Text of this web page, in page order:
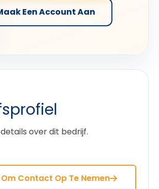
Een Account Aan
over dit bedrijf.
Om Contact Op Te Nemen